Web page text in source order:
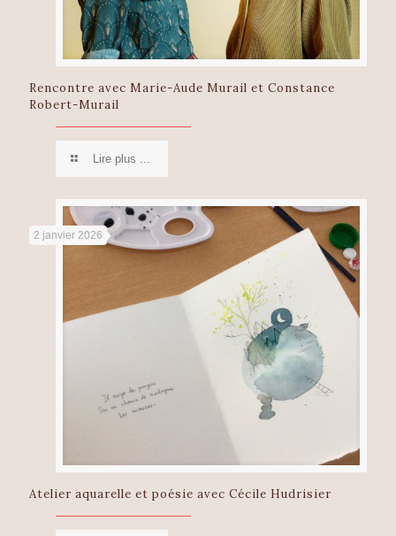
Rencontre avec Marie-Aude Murail et Constance
Robert-Murail
Lire plus ...
2 janvier 2026
Atelier aquarelle et poésie avec Cécile Hudrisier